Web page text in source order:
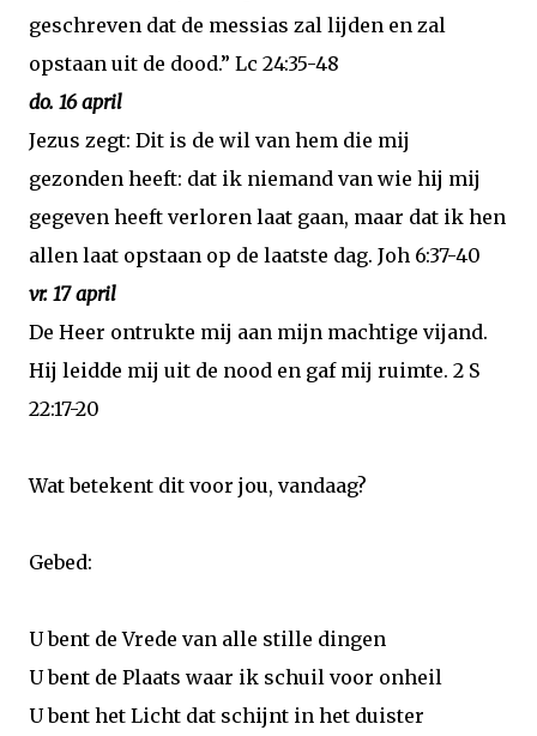
geschreven dat de messias zal lijden en zal
opstaan uit de dood.” Lc 24:35-48
do. 16 april
Jezus zegt: Dit is de wil van hem die mij
gezonden heeft: dat ik niemand van wie hij mij
gegeven heeft verloren laat gaan, maar dat ik hen
allen laat opstaan op de laatste dag. Joh 6:37-40
vr. 17 april
De Heer ontrukte mij aan mijn machtige vijand.
Hij leidde mij uit de nood en gaf mij ruimte. 2 S
22:17-20
Wat betekent dit voor jou, vandaag?
Gebed:
U bent de Vrede van alle stille dingen
U bent de Plaats waar ik schuil voor onheil
U bent het Licht dat schijnt in het duister